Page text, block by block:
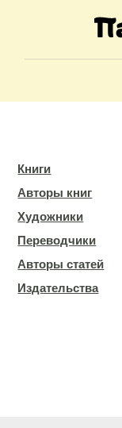
Книги
Авторы книг
Художники
Переводчики
Авторы статей
Издательства